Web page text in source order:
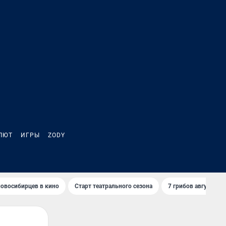
ИГРЫ ZODY
в кино Старт театрального сезона 7 грибов августа